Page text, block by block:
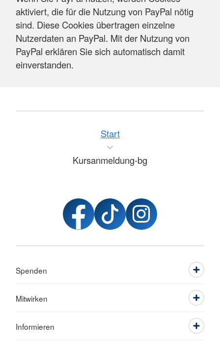
aktiviert, die für die Nutzung von PayPal nötig
sind. Diese Cookies übertragen einzelne
Nutzerdaten an PayPal. Mit der Nutzung von
PayPal erklären Sie sich automatisch damit
einverstanden.
Start
Kursanmeldung-bg
Spenden
Mitwirken
Informieren